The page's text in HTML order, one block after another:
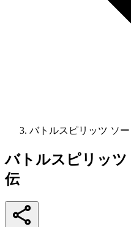
バトルスピリッツ ソ
バトルスピリッツ
伝